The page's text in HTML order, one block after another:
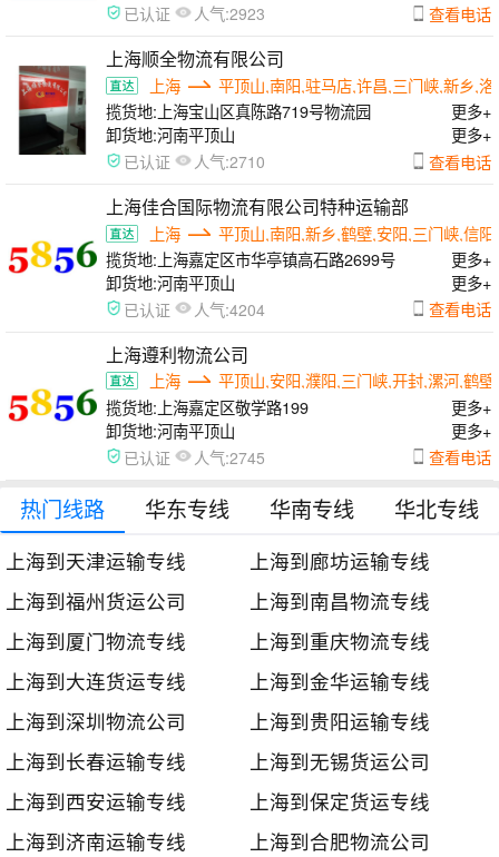
已认证 人气:2923 查看电话
上海顺全物流有限公司
上海
平顶山,南阳,驻马店,许昌,三门峡,新乡,洛
揽货地: 上海宝山区真陈路719号物流园
更多+
卸货地:河南平顶山 更多+
已认证 人气:2710 查看电话
上海佳合国际物流有限公司特种运输部
上海
平顶山,南阳,新乡,鹤壁,安阳,三门峡,信阳
揽货地: 上海嘉定区市华亭镇高石路2699号
更多+
卸货地:河南平顶山 更多+
已认证 人气:4204 查看电话
上海遵利物流公司
上海
平顶山,安阳,濮阳,三门峡,开封,漯河,鹤壁
揽货地: 上海嘉定区敬学路199
更多+
卸货地:河南平顶山 更多+
已认证 人气:2745 查看电话
热门线路 华东专线 华南专线 华北专线
上海到天津运输专线
上海到廊坊运输专线
上海到福州货运公司
上海到南昌物流专线
上海到厦门物流专线
上海到重庆物流专线
上海到大连货运专线
上海到金华运输专线
上海到深圳物流公司
上海到贵阳运输专线
上海到长春运输专线
上海到无锡货运公司
上海到西安运输专线
上海到保定货运专线
上海到济南运输专线
上海到合肥物流公司